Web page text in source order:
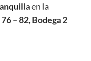
en la
– 82, Bodega 2